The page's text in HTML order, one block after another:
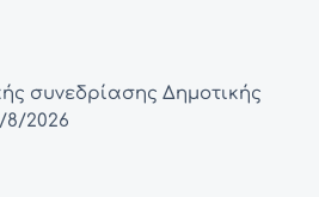
συνεδρίασης Δημοτικής
8/2026